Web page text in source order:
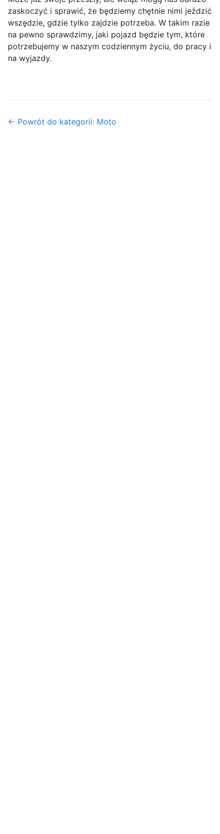
zaskoczyć i sprawić, że będziemy chętnie nimi jeździć
wszędzie, gdzie tylko zajdzie potrzeba. W takim razie
na pewno sprawdzimy, jaki pojazd będzie tym, które
potrzebujemy w naszym codziennym życiu, do pracy i
na wyjazdy.
← Powrót do kategorii: Moto